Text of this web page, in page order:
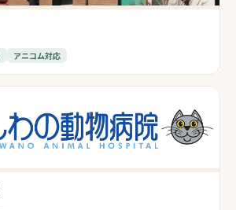
アニコム対応